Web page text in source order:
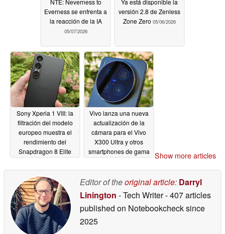
NTE: Neverness to
Everness se enfrenta a
la reacción de la IA
05/07/2026
Ya está disponible la
versión 2.8 de Zenless
Zone Zero 05/06/2026
Sony Xperia 1 VIII: la
filtración del modelo
europeo muestra el
rendimiento del
Snapdragon 8 Elite
Vivo lanza una nueva
actualización de la
cámara para el Vivo
X300 Ultra y otros
smartphones de gama
Show more articles
Editor of theoriginal article: Darryl
Linington - Tech Writer- 407 articles
published on Notebookchecksince
2025